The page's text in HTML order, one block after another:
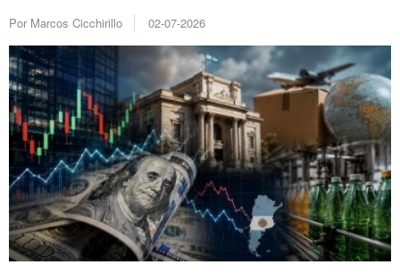
Por Marcos Cicchirillo 02-07-2026